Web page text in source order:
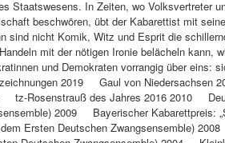
Staatswesens. In Zeiten, wo Volksvertreter
beschwören, übt der Kabarettist mit
sind nicht Komik, Witz und Esprit die
mit der nötigen Ironie belächeln kann,
und Demokraten vorrangig über eins:
2019 Gaul von
tz-Rosenstrauß des Jahres 2016 2010
2009 Bayerischer Kabarettpreis:
Ersten Deutschen Zwangsensemble)